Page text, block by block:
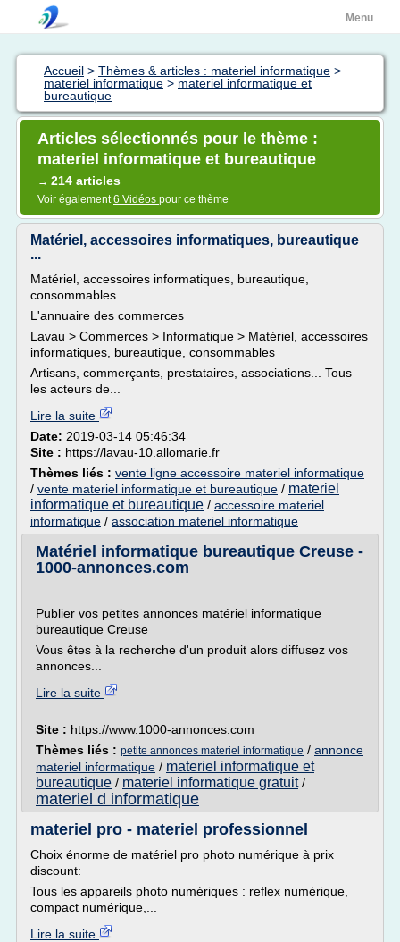
Menu
Accueil > Thèmes & articles : materiel informatique >
materiel informatique > materiel informatique et
bureautique
Articles sélectionnés pour le thème :
materiel informatique et bureautique
→ 214 articles
Voir également6 Vidéos pour ce thème
Matériel, accessoires informatiques, bureautique
...
Matériel, accessoires informatiques, bureautique,
consommables
L'annuaire des commerces
Lavau > Commerces > Informatique > Matériel, accessoires
informatiques, bureautique, consommables
Artisans, commerçants, prestataires, associations... Tous
les acteurs de...
Lire la suite
Date: 2019-03-14 05:46:34
Site : https://lavau-10.allomarie.fr
Thèmes liés : vente ligne accessoire materiel informatique
/ vente materiel informatique et bureautique / materiel
informatique et bureautique / accessoire materiel
informatique / association materiel informatique
Matériel informatique bureautique Creuse -
1000-annonces.com
Publier vos petites annonces matériel informatique
bureautique Creuse
Vous êtes à la recherche d'un produit alors diffusez vos
annonces...
Lire la suite
Site : https://www.1000-annonces.com
Thèmes liés : petite annonces materiel informatique / annonce
materiel informatique / materiel informatique et
bureautique / materiel informatique gratuit/
materiel d informatique
materiel pro - materiel professionnel
Choix énorme de matériel pro photo numérique à prix
discount:
Tous les appareils photo numériques : reflex numérique,
compact numérique,...
Lire la suite